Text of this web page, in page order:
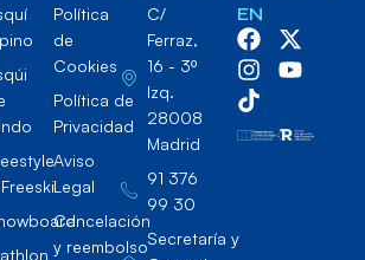
Política
de
Cookies
Política de
Privacidad
Aviso
Legal
Cancelación
y reembolso
C/
Ferraz,
16 - 3º
Izq.
28008
Madrid
91 376
99 30
Secretaría y
EN